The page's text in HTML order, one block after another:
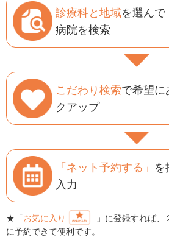
診療科と地域を選んで
病院を検索
こだわり検索で希望に
クアップ
「ネット予約する」 を
入力
★「お気に入り
」に登録すれば
に予約できて便利です。